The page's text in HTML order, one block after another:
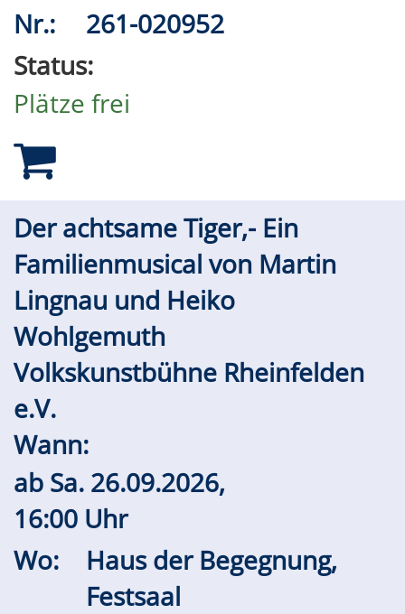
Nr.:
261-020952
Status:
Plätze frei
Der achtsame Tiger,- Ein
Familienmusical von Martin
Lingnau und Heiko
Wohlgemuth
Volkskunstbühne Rheinfelden
e.V.
Wann:
ab Sa. 26.09.2026,
16:00 Uhr
Wo:
Haus der Begegnung,
Festsaal